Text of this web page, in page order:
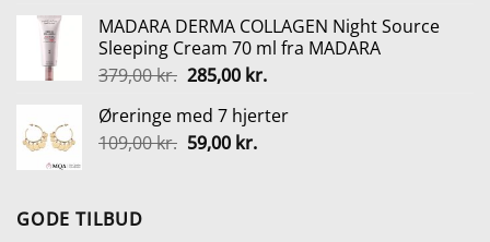
pris
var:
135,00 kr..
pris
er:
121,00 kr..
MADARA DERMA COLLAGEN Night Source
Sleeping Cream 70 ml fra MADARA
379,00kr. Den
pris
var:
285,00 kr.Den
pris
Øreringe med 7 hjerter
109,00kr. Den
59,00 kr.Den
GODE TILBUD